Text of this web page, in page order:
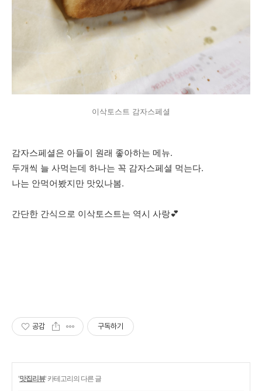
이삭토스트 감자스페셜
감자스페셜은 아들이 원래 좋아하는 메뉴.
두개씩 늘 사먹는데 하나는 꼭 감자스페셜 먹는다.
나는 안먹어봤지만 맛있나봄.
간단한 간식으로 이삭토스트는 역시 사랑💕
공감 구독하기
'맛집리뷰' 카테고리의 다른 글